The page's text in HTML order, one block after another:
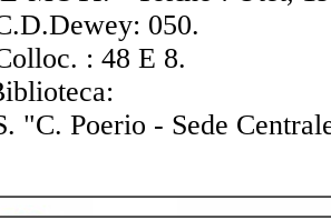
050.
: 48 E 8.
"C. Poerio - Sede